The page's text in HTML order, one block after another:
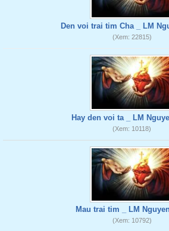
Den voi trai tim Cha _ LM
(Xem: 22815)
Hay den voi ta _ LM
(Xem: 10118)
Mau trai tim _ LM
(Xem: 10792)